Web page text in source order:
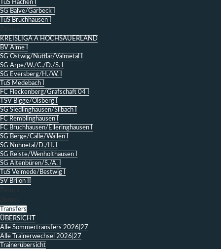
TuS Hachen I
SG Balve/Garbeck I
TuS Bruchhausen I
Zurück
KREISLIGA A HOCHSAUERLAND
BV Alme I
SG Ostwig/Nuttlar/Valmetal I
SG Arpe/W./C./D./S. I
SG Eversberg/H./W. I
TuS Medebach I
FC Fleckenberg/Grafschaft 04 I
TSV Bigge/Olsberg I
SG Siedlinghausen/Silbach I
FC Remblinghausen I
FC Bruchhausen/Elleringhausen I
SG Berge/Calle/Wallen I
SG Nuhnetal/D./H. I
SG Reiste/Wenholthausen I
SG Altenbüren/S./A. I
TuS Velmede/Bestwig I
SV Brilon II
Zurück
Zurück
Transfers
ÜBERSICHT
Alle Sommertransfers 2026|27
Alle Trainerwechsel 2026|27
Trainerübersicht